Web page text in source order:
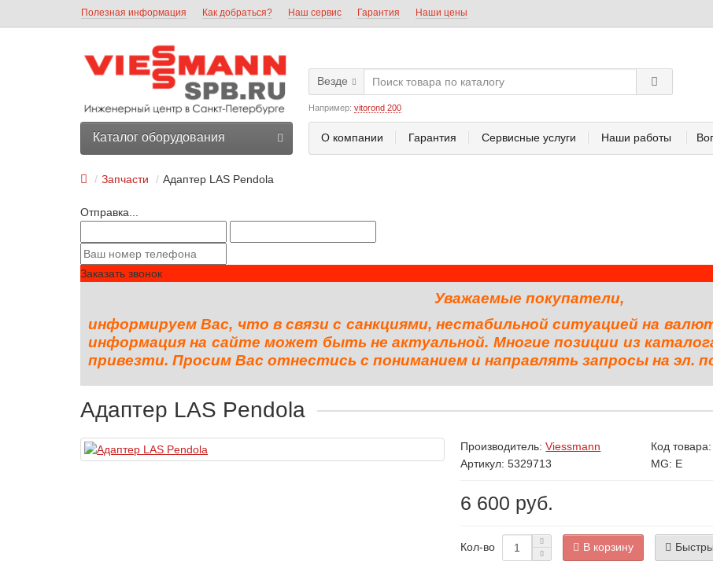
Полезная информация Как добраться? Наш сервис Гарантия Наши цены
Везде
Например: vitorond 200
О компании Гарантия Сервисные услуги Наши работы
Каталог оборудования
Запчасти Адаптер LAS Pendola
Отправка...
Заказать звонок
Уважаемые покупатели,
информируем Вас, что в связи с санкциями, нестабильной ситуацией на
информация на сайте может быть не актуальной. Многие позиции из
привезти. Просим Вас отнестись с пониманием и направлять запросы на эл.
Адаптер LAS Pendola
Производитель:Viessmann Код товара:
Артикул: 5329713
MG: E
6 600 руб.
Кол-во В корзину